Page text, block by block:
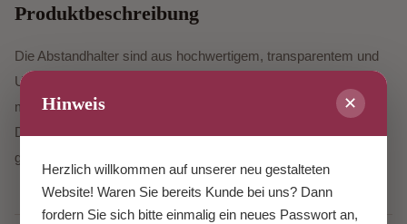
Hinweis ✕
Herzlich willkommen auf unserer neu gestalteten
Website! Waren Sie bereits Kunde bei uns? Dann
fordern Sie sich bitte einmalig ein neues Passwort an,
Produktbeschreibung
Die Abstandhalter sind aus hochwertigem, transparentem und
UV-stabilisiertem Polyurethan und selbstklebend ausgerüstet
mit einem Acrylatkleber.
Die Abstandhalter sind für die Haftbleche, damit das Objekt
gerade an der Wand hängt.